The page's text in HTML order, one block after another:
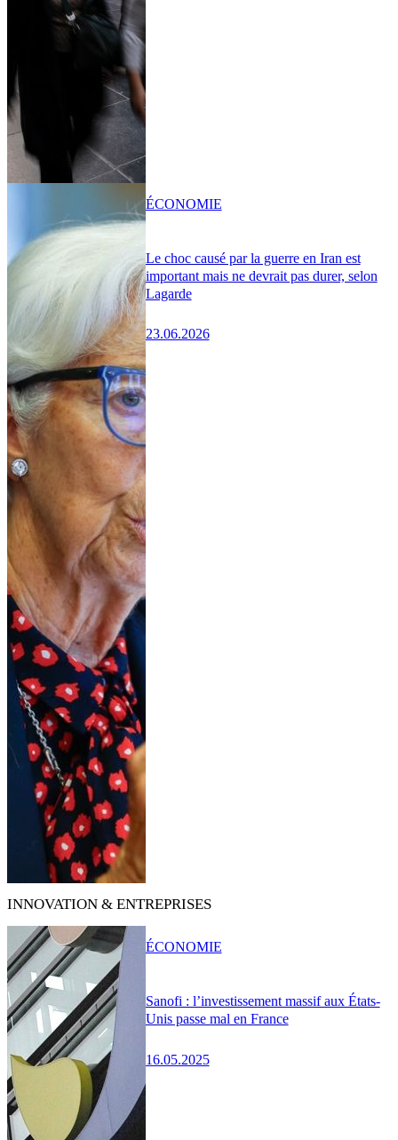
Le choc causé par la guerre en Iran est
important mais ne devrait pas durer, selon
Lagarde
23.06.2026
ÉCONOMIE
INNOVATION & ENTREPRISES
Sanofi : l’investissement massif aux États-
Unis passe mal en France
16.05.2025
ÉCONOMIE